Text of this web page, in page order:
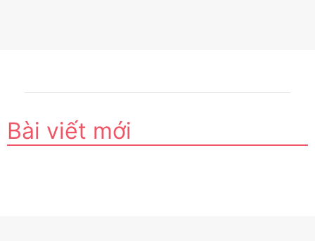
Bài viết mới